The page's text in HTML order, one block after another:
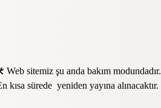
sitemiz şu anda bakım modundadır.
kısa sürede yeniden yayına alınacaktır.